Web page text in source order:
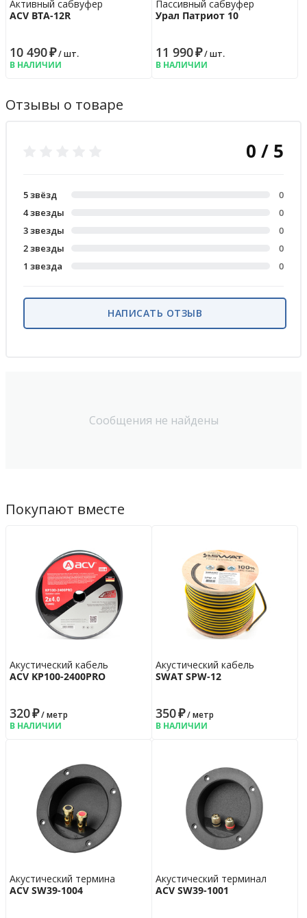
Активный сабвуфер
ACV BTA-12R
10 490₽/ шт.
В НАЛИЧИИ
Пассивный сабвуфер
Урал Патриот 10
11 990₽/ шт.
В НАЛИЧИИ
Отзывы о товаре
Сообщения не найдены
0 / 5
5 звёзд
0
4 звезды
0
3 звезды
0
2 звезды
0
1 звезда
0
НАПИСАТЬ ОТЗЫВ
Покупают вместе
Акустический кабель
ACV KP100-2400PRO
320₽/ метр
В НАЛИЧИИ
Акустический кабель
SWAT SPW-12
350₽/ метр
В НАЛИЧИИ
Акустический термина
ACV SW39-1004
Акустический терминал
ACV SW39-1001